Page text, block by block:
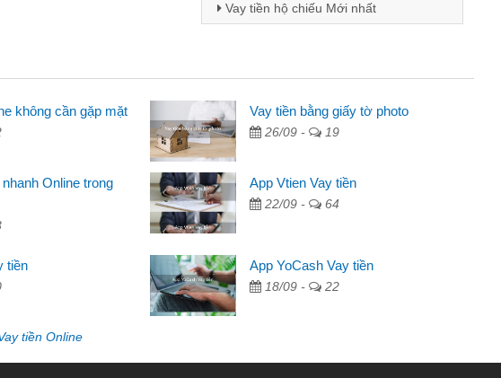
Vay tiền hộ chiếu Mới nhất
Mai Lan - Sinh viên
Tôi biết đến thông qua quảng cáo trên facebook. Tôi là
sinh viên nên cần đóng tiền nhà, sinh nhật bạn bè, mà đọc
thấy thủ tục nhanh gọn nên tôi quyết định vay
Lâm Minh Chánh
Mất 2 tuần các ngân hàng không ai cho vay. Trong khi
cần có 2 triệu để giải quyết việc riêng, trong 1-2 ngày tôi trả
được thôi. Cảm ơn đã giúp tôi kịp thời và nhanh chóng
không cần gặp mặt Vay tiền bằng giấy tờ photo
26/09 - 19
Online trong
App Vtien Vay tiền
22/09 - 64
tiền App YoCash Vay tiền
18/09 - 22
tiền Online